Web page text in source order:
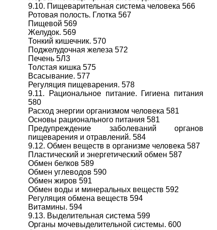
9.10. Пищеварительная система человека 566
Ротовая полость. Глотка 567
Пищевой 569
Желудок. 569
Тонкий кишечник. 570
Поджелудочная железа 572
Печень 5Л3
Толстая кишка 575
Всасывание. 577
Регуляция пищеварения. 578
9.11. Рациональное питание. Гигиена питания
580
Расход энергии организмом человека 581
Основы рационального питания 581
Предупреждение заболеваний органов
пищеварения и отравлений. 584
9.12. Обмен веществ в организме человека 587
Пластический и энергетический обмен 587
Обмен белков 589
Обмен углеводов 590
Обмен жиров 591
Обмен воды и минеральных веществ 592
Регуляция обмена веществ 594
Витамины. 594
9.13. Выделительная система 599
Органы мочевыделительной системы. 600